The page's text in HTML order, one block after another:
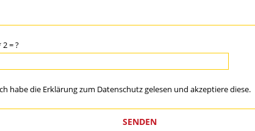
= ?
habe die Erklärung zum Datenschutzgelesen und akzeptiere diese.